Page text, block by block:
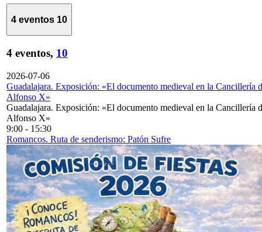
4 eventos 10
4 eventos, 10
2026-07-06
Guadalajara. Exposición: «El documento medieval en la Cancillería
Alfonso X»
Guadalajara. Exposición: «El documento medieval en la Cancillería
Alfonso X»
9:00 - 15:30
Romancos. Ruta de senderismo: Patón Sufre